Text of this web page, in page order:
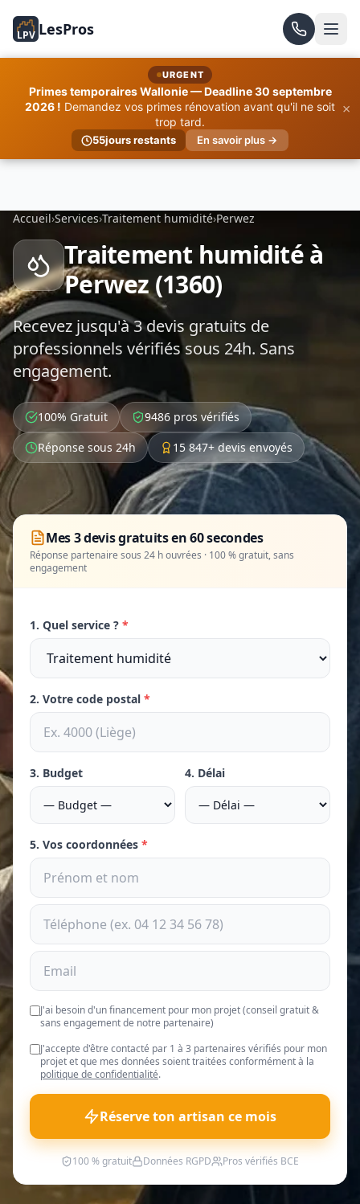
LPV LesPros
URGENT
Primes temporaires Wallonie — Deadline 30 septembre
2026 ! Demandez vos primes rénovation avant qu'il ne soit
trop tard.
55jours restants En savoir plus →
×
Accueil›Services›Traitement humidité›Perwez
Traitement humidité à
Perwez (1360)
Recevez jusqu'à 3 devis gratuits de
professionnels vérifiés sous 24h. Sans
engagement.
100% Gratuit
9486 pros vérifiés
Réponse sous 24h
15 847+ devis envoyés
Mes 3 devis gratuits en 60 secondes
Réponse partenaire sous 24 h ouvrées · 100 % gratuit, sans
engagement
1. Quel service ? *
2. Votre code postal *
3. Budget 4. Délai
5. Vos coordonnées *
J'ai besoin d'un financement pour mon projet (conseil gratuit &
sans engagement de notre partenaire)
J'accepte d'être contacté par 1 à 3 partenaires vérifiés pour mon
projet et que mes données soient traitées conformément à la
politique de confidentialité.
Réserve ton artisan ce mois
100 % gratuit Données RGPD Pros vérifiés BCE